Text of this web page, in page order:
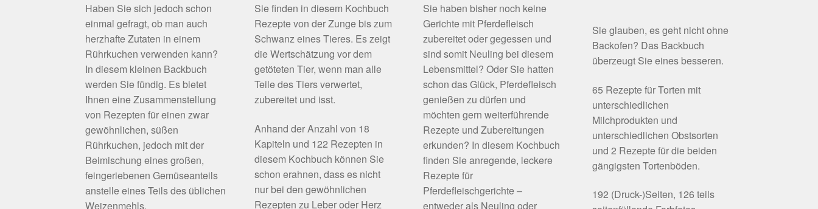
Haben Sie sich jedoch schon
einmal gefragt, ob man auch
herzhafte Zutaten in einem
Rührkuchen verwenden kann?
In diesem kleinen Backbuch
werden Sie fündig. Es bietet
Ihnen eine Zusammenstellung
von Rezepten für einen zwar
gewöhnlichen, süßen
Rührkuchen, jedoch mit der
Beimischung eines großen,
feingeriebenen Gemüseanteils
anstelle eines Teils des üblichen
Weizenmehls.
Sie finden in diesem Kochbuch
Rezepte von der Zunge bis zum
Schwanz eines Tieres. Es zeigt
die Wertschätzung vor dem
getöteten Tier, wenn man alle
Teile des Tiers verwertet,
zubereitet und isst.
Anhand der Anzahl von 18
Kapiteln und 122 Rezepten in
diesem Kochbuch können Sie
schon erahnen, dass es nicht
nur bei den gewöhnlichen
Rezepten zu Leber oder Herz
Sie haben bisher noch keine
Gerichte mit Pferdefleisch
zubereitet oder gegessen und
sind somit Neuling bei diesem
Lebensmittel? Oder Sie hatten
schon das Glück, Pferdefleisch
genießen zu dürfen und
möchten gern weiterführende
Rezepte und Zubereitungen
erkunden? In diesem Kochbuch
finden Sie anregende, leckere
Rezepte für
Pferdefleischgerichte –
entweder als Neuling oder
Sie glauben, es geht nicht ohne
Backofen? Das Backbuch
überzeugt Sie eines besseren.
65 Rezepte für Torten mit
unterschiedlichen
Milchprodukten und
unterschiedlichen Obstsorten
und 2 Rezepte für die beiden
gängigsten Tortenböden.
192 (Druck-)Seiten, 126 teils